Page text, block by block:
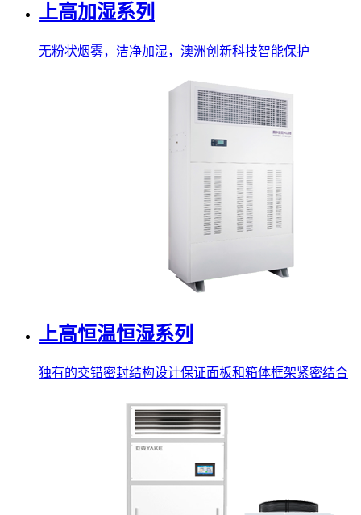
上高加湿系列
无粉状烟雾，洁净加湿，澳洲创新科技智能保护
上高恒温恒湿系列
独有的交错密封结构设计保证面板和箱体框架紧密结合